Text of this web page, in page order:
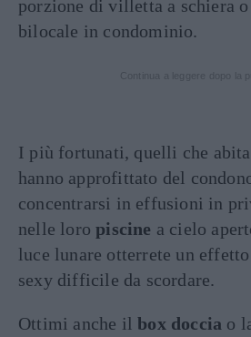
porzione di villetta a schiera
bilocale in condominio.
I più fortunati, quelli che
hanno approfittato del
concentrarsi in effusioni in
nelle loropiscine a cielo
luce lunare otterrete un
sexy difficile da scordare.
Ottimi anche ilbox doccia o